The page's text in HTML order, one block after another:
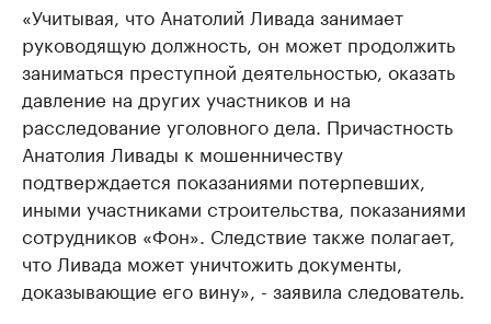
«Учитывая, что Анатолий Ливада занимает
руководящую должность, он может продолжить
заниматься преступной деятельностью, оказать
давление на других участников и на
расследование уголовного дела. Причастность
Анатолия Ливады к мошенничеству
подтверждается показаниями потерпевших,
иными участниками строительства, показаниями
сотрудников «Фон». Следствие также полагает,
что Ливада может уничтожить документы,
доказывающие его вину», - заявила следователь.